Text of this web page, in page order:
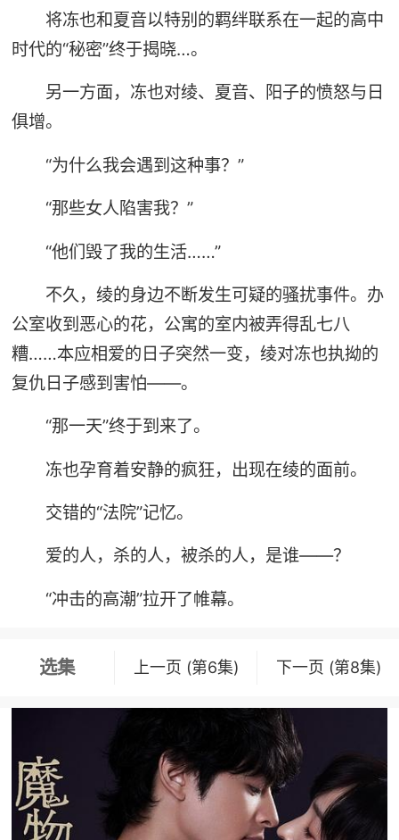
将冻也和夏音以特别的羁绊联系在一起的高中
时代的“秘密”终于揭晓…。
另一方面，冻也对绫、夏音、阳子的愤怒与日
俱增。
“为什么我会遇到这种事？”
“那些女人陷害我？”
“他们毁了我的生活……”
不久，绫的身边不断发生可疑的骚扰事件。办
公室收到恶心的花，公寓的室内被弄得乱七八
糟……本应相爱的日子突然一变，绫对冻也执拗的
复仇日子感到害怕——。
“那一天”终于到来了。
冻也孕育着安静的疯狂，出现在绫的面前。
交错的“法院”记忆。
爱的人，杀的人，被杀的人，是谁——？
“冲击的高潮”拉开了帷幕。
选集 上一页 (第6集) 下一页 (第8集)